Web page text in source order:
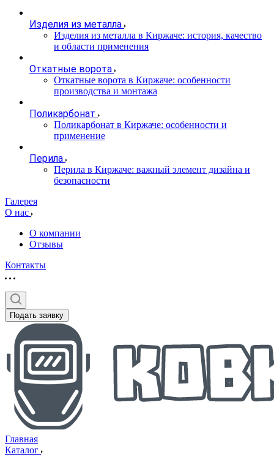
Изделия из металла
Изделия из металла в Киржаче: история, качество
и области применения
Откатные ворота
Откатные ворота в Киржаче: особенности
производства и монтажа
Поликарбонат
Поликарбонат в Киржаче: особенности и
применение
Перила
Перила в Киржаче: важный элемент дизайна и
безопасности
Галерея
О нас
О компании
Отзывы
Контакты
Подать заявку
Главная
Каталог